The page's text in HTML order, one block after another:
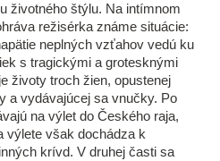
životného štýlu. Na intímnom
režisérka známe situácie:
neplných vzťahov vedú ku
s tragickými a grotesknými
životy troch žien, opustenej
a vydávajúcej sa vnučky. Po
na výlet do Českého raja,
výlete však dochádza k
krívd. V druhej časti sa